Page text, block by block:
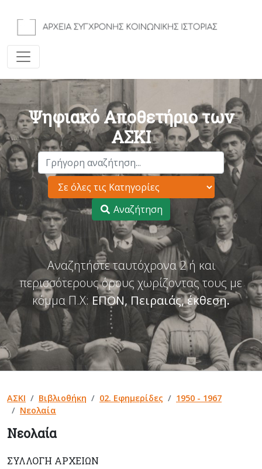
Ψηφιακό Αποθετήριο των
ΑΣΚΙ
Αναζήτηση
Αναζητήστε ταυτόχρονα 2 ή και
περισσότερους όρους χωρίζοντας τους με
κόμμα Π.Χ: ΕΠΟΝ, Πειραιάς, έκθεση.
ΑΣΚΙ Βιβλιοθήκη 02. Εφημερίδες
1950 - 1967
Νεολαία
Νεολαία
ΣΥΛΛΟΓΉ ΑΡΧΕΊΩΝ